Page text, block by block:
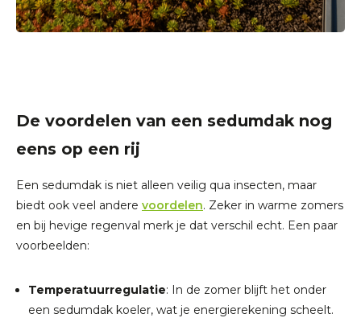
De voordelen van een sedumdak nog
eens op een rij
Een sedumdak is niet alleen veilig qua insecten, maar
biedt ook veel andere voordelen. Zeker in warme zomers
en bij hevige regenval merk je dat verschil echt. Een paar
voorbeelden:
Temperatuurregulatie: In de zomer blijft het onder
een sedumdak koeler, wat je energierekening scheelt.